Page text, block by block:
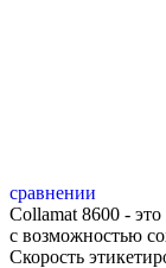
сравнении
Collamat 8600 -
с возможностью
Скорость